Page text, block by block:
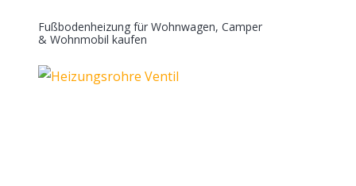
Fußbodenheizung für Wohnwagen, Camper
& Wohnmobil kaufen